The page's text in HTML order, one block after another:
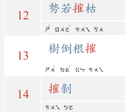
12
勢若摧枯
ㄕ
ˋ
ㄖㄨㄛ
ˋ
ㄘㄨㄟ ㄎㄨ
13
樹倒根摧
ㄕㄨ
ˋ
ㄉㄠ
ˇ
ㄍㄣ ㄘㄨㄟ
14 摧剝
ㄘㄨㄟ ㄅㄛ